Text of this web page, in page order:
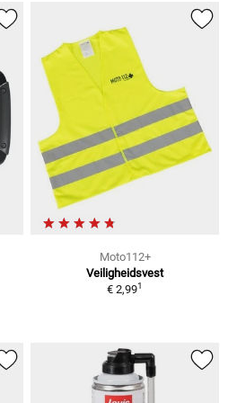
Moto112+
Veiligheidsvest
€ 2,991